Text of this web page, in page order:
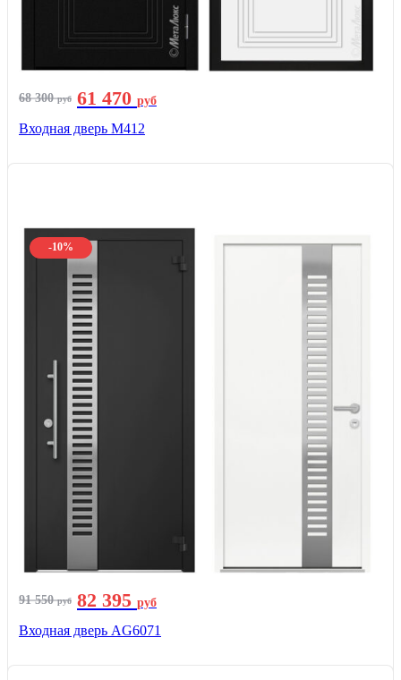
68 300руб 61 470 руб
Входная дверь М412
-10%
91 550руб 82 395 руб
Входная дверь AG6071